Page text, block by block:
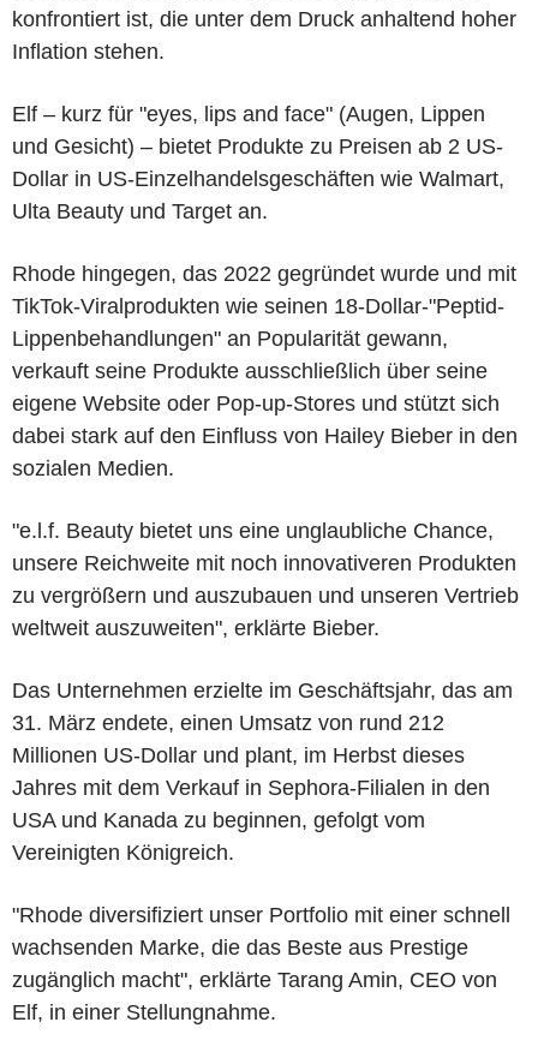
konfrontiert ist, die unter dem Druck anhaltend hoher
Inflation stehen.
Elf – kurz für "eyes, lips and face" (Augen, Lippen
und Gesicht) – bietet Produkte zu Preisen ab 2 US-
Dollar in US-Einzelhandelsgeschäften wie Walmart,
Ulta Beauty und Target an.
Rhode hingegen, das 2022 gegründet wurde und mit
TikTok-Viralprodukten wie seinen 18-Dollar-"Peptid-
Lippenbehandlungen" an Popularität gewann,
verkauft seine Produkte ausschließlich über seine
eigene Website oder Pop-up-Stores und stützt sich
dabei stark auf den Einfluss von Hailey Bieber in den
sozialen Medien.
"e.l.f. Beauty bietet uns eine unglaubliche Chance,
unsere Reichweite mit noch innovativeren Produkten
zu vergrößern und auszubauen und unseren Vertrieb
weltweit auszuweiten", erklärte Bieber.
Das Unternehmen erzielte im Geschäftsjahr, das am
31. März endete, einen Umsatz von rund 212
Millionen US-Dollar und plant, im Herbst dieses
Jahres mit dem Verkauf in Sephora-Filialen in den
USA und Kanada zu beginnen, gefolgt vom
Vereinigten Königreich.
"Rhode diversifiziert unser Portfolio mit einer schnell
wachsenden Marke, die das Beste aus Prestige
zugänglich macht", erklärte Tarang Amin, CEO von
Elf, in einer Stellungnahme.